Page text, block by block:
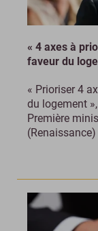
« 4 axes à
faveur du
« Prioriser 4
du logement
Première